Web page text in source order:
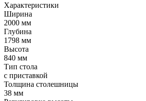
Характеристики
Ширина
2000 мм
Глубина
1798 мм
Высота
840 мм
Тип стола
с приставкой
Толщина столешницы
38 мм